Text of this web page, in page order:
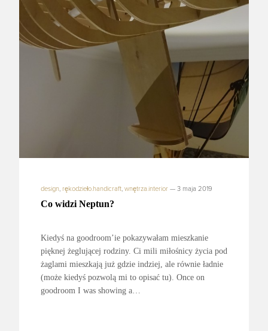
design, rękodzieło.handicraft, wnętrza.interior — 3 maja 2019
Co widzi Neptun?
Kiedyś na goodroom’ie pokazywałam mieszkanie
pięknej żeglującej rodziny. Ci mili miłośnicy życia pod
żaglami mieszkają już gdzie indziej, ale równie ładnie
(może kiedyś pozwolą mi to opisać tu). Once on
goodroom I was showing a…